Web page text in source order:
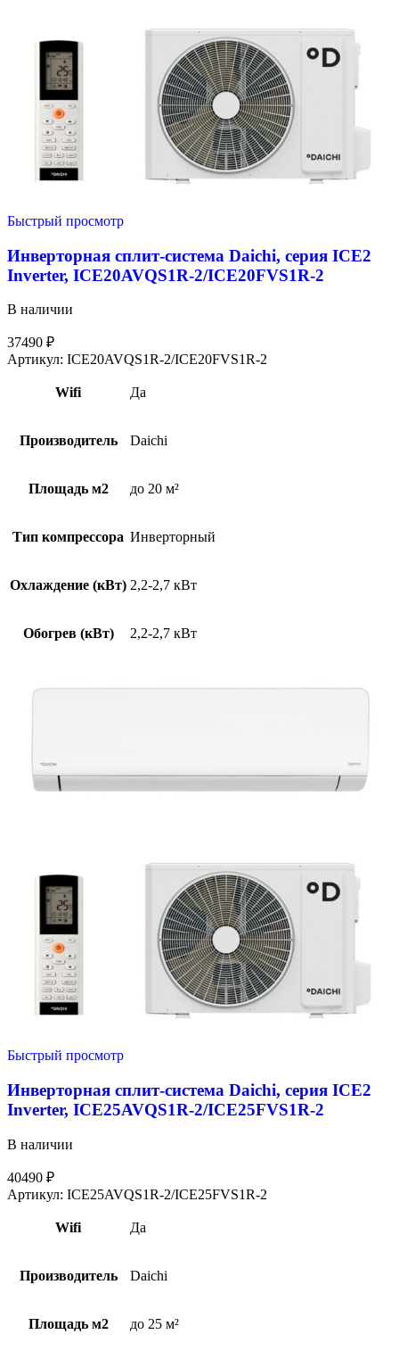
Быстрый просмотр
Инверторная сплит-система Daichi, серия ICE2
Inverter, ICE20AVQS1R-2/ICE20FVS1R-2
В наличии
37490 ₽
Артикул: ICE20AVQS1R-2/ICE20FVS1R-2
Wifi Да
Производитель Daichi
Площадь м2 до 20 м²
Тип компрессора Инверторный
Охлаждение (кВт) 2,2-2,7 кВт
Обогрев (кВт) 2,2-2,7 кВт
Быстрый просмотр
Инверторная сплит-система Daichi, серия ICE2
Inverter, ICE25AVQS1R-2/ICE25FVS1R-2
В наличии
40490 ₽
Артикул: ICE25AVQS1R-2/ICE25FVS1R-2
Wifi Да
Производитель Daichi
Площадь м2 до 25 м²